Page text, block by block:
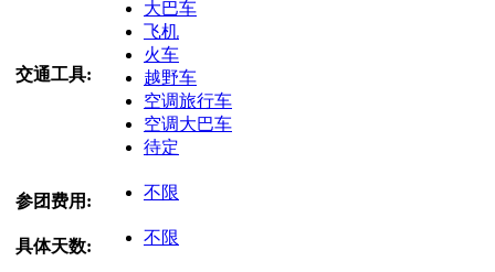
交通工具:
大巴车
飞机
火车
越野车
空调旅行车
空调大巴车
待定
参团费用: 不限
具体天数: 不限